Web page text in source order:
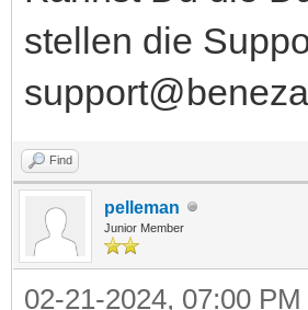
stellen die
Find
pelleman
Junior Member
02-21-2024, 07:00 PM